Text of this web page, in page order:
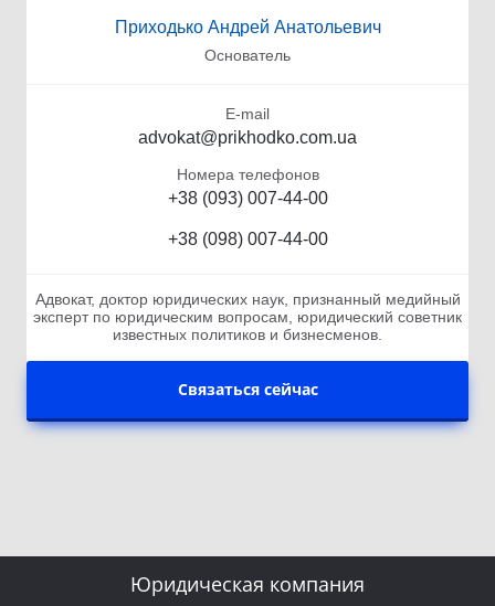
Приходько Андрей Анатольевич
Основатель
E-mail
advokat@prikhodko.com.ua
Номера телефонов
+38 (093) 007-44-00
+38 (098) 007-44-00
Адвокат, доктор юридических наук, признанный медийный
эксперт по юридическим вопросам, юридический советник
известных политиков и бизнесменов.
Связаться сейчас
Юридическая компания